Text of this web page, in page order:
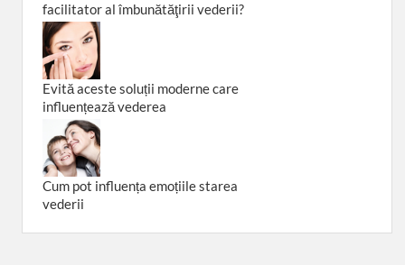
facilitator al îmbunătăţirii vederii?
Evită aceste soluții moderne care
influențează vederea
Cum pot influența emoțiile starea
vederii